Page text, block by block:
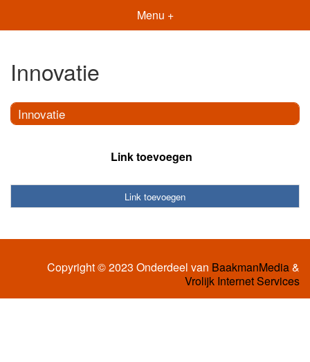
Menu +
Innovatie
Innovatie
Link toevoegen
Link toevoegen
Copyright © 2023 Onderdeel van BaakmanMedia&
Vrolijk Internet Services